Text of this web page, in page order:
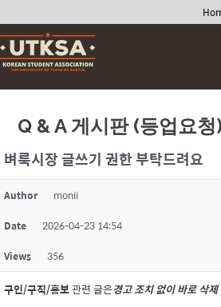
Skip
to
content
Q & A 게시판 (등업요청
벼룩시장 글쓰기 권한 부탁드려요
Author monii
Date 2026-04-23 14:54
Views 356
구인/구직/홍보관련 글은경고 조치 없이 바로 삭제